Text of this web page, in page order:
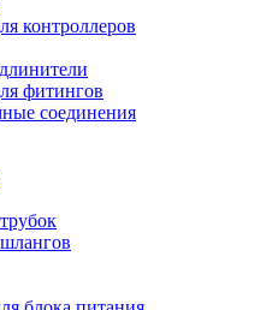
контроллеров
фитингов
соединения